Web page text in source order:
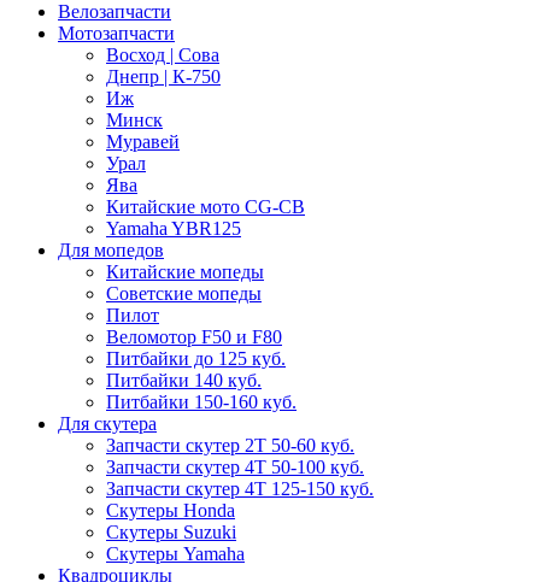
Велозапчасти
Мотозапчасти
Восход | Сова
Днепр | К-750
Иж
Минск
Муравей
Урал
Ява
Китайские мото CG-CB
Yamaha YBR125
Для мопедов
Китайские мопеды
Советские мопеды
Пилот
Веломотор F50 и F80
Питбайки до 125 куб.
Питбайки 140 куб.
Питбайки 150-160 куб.
Для скутера
Запчасти скутер 2Т 50-60 куб.
Запчасти скутер 4Т 50-100 куб.
Запчасти скутер 4Т 125-150 куб.
Скутеры Honda
Скутеры Suzuki
Скутеры Yamaha
Квадроциклы